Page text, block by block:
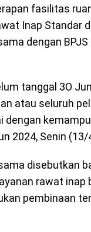
fasilitas
Inap Standar
dengan
tanggal 3O
atau seluruh
2024, Senin
disebutkan
rawat inap
pembinaan